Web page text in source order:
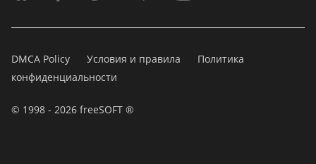
DMCA Policy Условия и правила
Политика
конфиденциальности
© 1998 - 2026 freeSOFT ®